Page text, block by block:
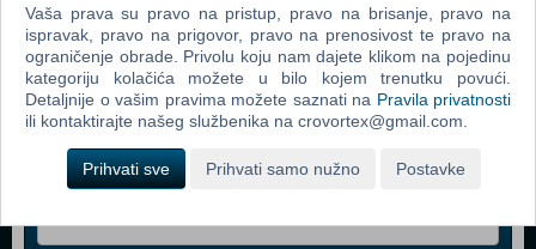
Legend Of Zelda A Link Between Worlds (N) (3DS)
Ime i prezime
Vaša prava su pravo na pristup, pravo na brisanje, pravo na
ispravak, pravo na prigovor, pravo na prenosivost te pravo na
ograničenje obrade. Privolu koju nam dajete klikom na pojedinu
kategoriju kolačića možete u bilo kojem trenutku povući.
Detaljnije o vašim pravima možete saznati na Pravila privatnosti
ili kontaktirajte našeg službenika na crovortex@gmail.com.
Prihvati sve Prihvati samo nužno Postavke